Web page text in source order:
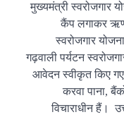
मुख्यमंत्री स्वरोजगार
कैंप लगाकर ऋण
स्वरोजगार
गढ़वाली पर्यटन
आवेदन स्वीकृत किए
करवा पाना,
विचाराधीन हैं।